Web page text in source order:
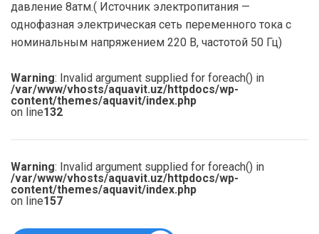
давление 8атм.( Источник электропитания —
однофазная электрическая сеть переменного тока с
номинальным напряжением 220 В, частотой 50 Гц)
Warning: Invalid argument supplied for foreach() in
/var/www/vhosts/aquavit.uz/httpdocs/wp-
content/themes/aquavit/index.php
on line132
Warning: Invalid argument supplied for foreach() in
/var/www/vhosts/aquavit.uz/httpdocs/wp-
content/themes/aquavit/index.php
on line157